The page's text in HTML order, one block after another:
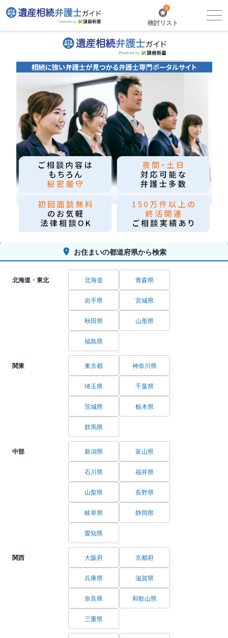
0
検討リスト
お住まいの都道府県から検索
北海道・東北 北海道 青森県
岩手県 宮城県
秋田県 山形県
福島県
関東 東京都 神奈川県
埼玉県 千葉県
茨城県 栃木県
群馬県
中部 新潟県 富山県
石川県 福井県
山梨県 長野県
岐阜県 静岡県
愛知県
関西 大阪府 京都府
兵庫県 滋賀県
奈良県 和歌山県
三重県